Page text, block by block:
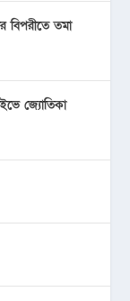
বিপরীতে তমা
জ্যোতিকা